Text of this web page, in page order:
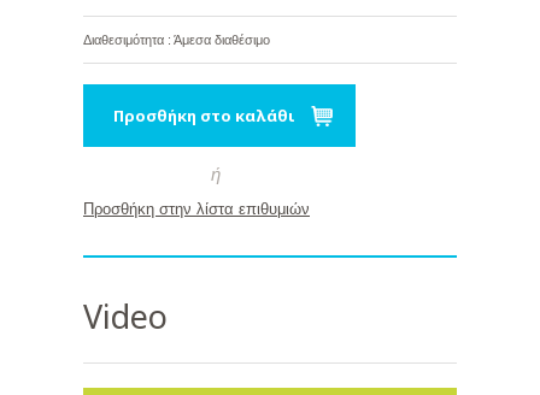
Διαθεσιμότητα : Άμεσα διαθέσιμο
Προσθήκη στο καλάθι
ή
Προσθήκη στην λίστα επιθυμιών
Video